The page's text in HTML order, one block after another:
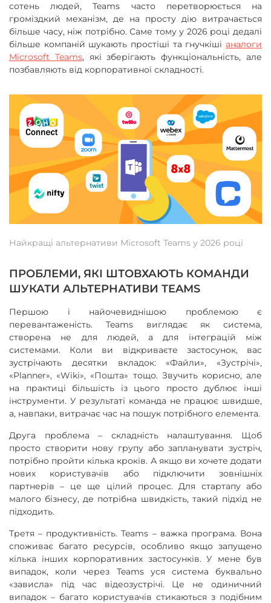
сотень людей, Teams часто перетворюється на
громіздкий механізм, де на просту дію витрачається
більше часу, ніж потрібно. Саме тому у 2026 році дедалі
більше компаній шукають простіші та гнучкіші аналоги
Microsoft Teams, які зберігають функціональність, але
позбавляють від корпоративної складності.
Найкращі альтернативи Microsoft Teams у 2026 році
ПРОБЛЕМИ, ЯКІ ШТОВХАЮТЬ КОМАНДИ
ШУКАТИ АЛЬТЕРНАТИВИ TEAMS
Першою і найочевиднішою проблемою є
перевантаженість. Teams виглядає як система,
створена не для людей, а для інтеграцій між
системами. Коли ви відкриваєте застосунок, вас
зустрічають десятки вкладок: «Файли», «Зустрічі»,
«Planner», «Wiki», «Пошта» тощо. Звучить корисно, але
на практиці більшість із цього просто дублює інші
інструменти. У результаті команда не працює швидше,
а, навпаки, витрачає час на пошук потрібного елемента.
Друга проблема – складність налаштування. Щоб
просто створити нову групу або запланувати зустріч,
потрібно пройти кілька кроків. А якщо ви хочете додати
нових користувачів або підключити зовнішніх
партнерів – це ще цілий процес. Для стартапу або
малого бізнесу, де потрібна швидкість, такий підхід не
підходить.
Третя – продуктивність. Teams – важка програма. Вона
споживає багато ресурсів, особливо якщо запущено
кілька інших корпоративних застосунків. У мене був
випадок, коли через Teams уся система буквально
«зависла» під час відеозустрічі. Це не одиничний
випадок – багато користувачів стикаються з подібним